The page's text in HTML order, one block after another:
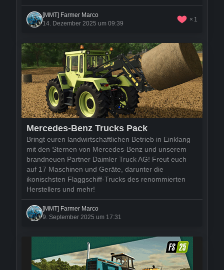
[MMT] Farmer Marco
14. Dezember 2025 um 09:39
1
Mercedes-Benz Trucks Pack
Bringt euren landwirtschaftlichen Betrieb in Einklang
mit den Sternen von Mercedes-Benz und unserem
brandneuen Partner Daimler Truck AG! Freut euch
auf 17 Maschinen und Geräte, darunter die
ikonischsten Flaggschiff-Trucks des renommierten
Herstellers und mehr!
[MMT] Farmer Marco
9. September 2025 um 17:31